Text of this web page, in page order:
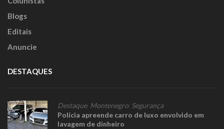
Blogs
Editais
Anuncie
DESTAQUES
Destaque, Montenegro Segurança
Polícia apreende carro de luxo envolvido em
lavagem de dinheiro